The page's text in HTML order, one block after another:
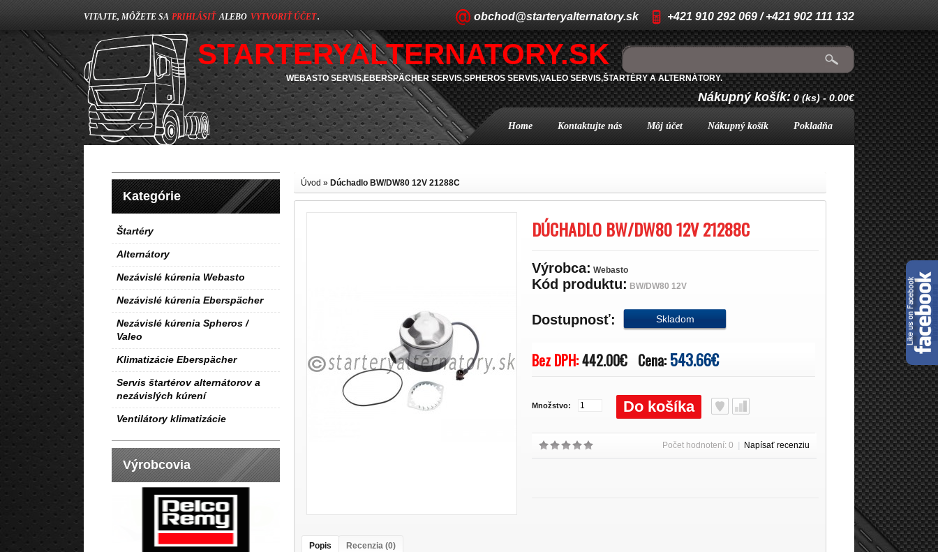
VITAJTE, MÔŽETE SA PRIHLÁSIŤ ALEBO VYTVORIŤ ÚČET. +421 910 292 069 / +421 902 111 132
obchod@starteryalternatory.sk
STARTERYALTERNATORY.SK
WEBASTO SERVIS,EBERSPÄCHER SERVIS,SPHEROS SERVIS,VALEO SERVIS,ŠTARTÉRY A ALTERNÁTORY.
Nákupný košík: 0 (ks) - 0.00€
Home Kontaktujte nás Môj účet Nákupný košík Pokladňa
Kategórie
Štartéry
Alternátory
Nezávislé kúrenia Webasto
Nezávislé kúrenia Eberspächer
Nezávislé kúrenia Spheros /
Valeo
Klimatizácie Eberspächer
Servis štartérov alternátorov a
nezávislých kúrení
Ventilátory klimatizácie
Výrobcovia
Úvod » Dúchadlo BW/DW80 12V 21288C
DÚCHADLO BW/DW80 12V 21288C
Výrobca: Webasto
Kód produktu: BW/DW80 12V
Dostupnosť: Skladom
Bez DPH:442.00€ Cena: 543.66€
Množstvo: Do košíka
Počet hodnotení: 0 Napísať recenziu
Popis Recenzia (0)